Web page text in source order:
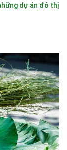
dự án đô thị